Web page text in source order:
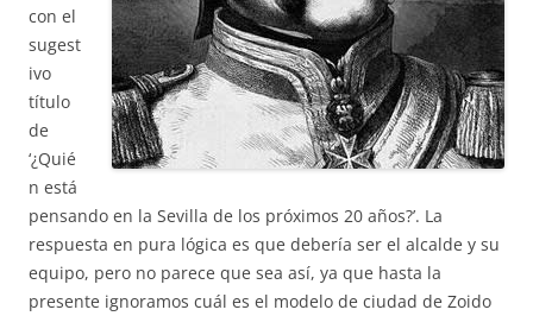
con el
sugest
ivo
título
de
‘¿Quié
n está
pensando en la Sevilla de los próximos 20 años?’. La
respuesta en pura lógica es que debería ser el alcalde y su
equipo, pero no parece que sea así, ya que hasta la
presente ignoramos cuál es el modelo de ciudad de Zoido